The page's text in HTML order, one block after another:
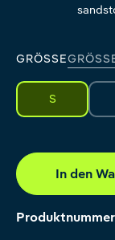
GRÖSSE
S
In den